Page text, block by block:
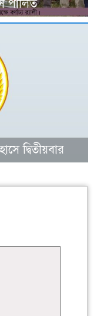
পালিত
দ্বিতীয়বার